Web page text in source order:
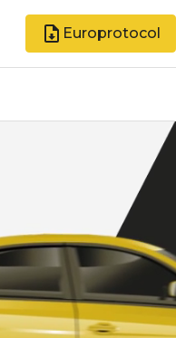
Europrotocol